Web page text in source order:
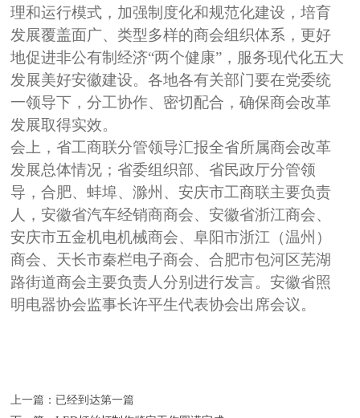
理和运行模式，加强制度化和规范化建设，培育
发展覆盖面广、类型多样的商会组织体系，更好
地促进非公有制经济“两个健康”，服务现代化五大
发展美好安徽建设。各地各有关部门要在党委统
一领导下，分工协作、密切配合，确保商会改革
发展取得实效。
会上，省工商联分管领导汇报全省所属商会改革
发展总体情况；省委组织部、省民政厅分管领
导，合肥、蚌埠、滁州、安庆市工商联主要负责
人，安徽省汽车经销商商会、安徽省浙江商会、
安庆市五金机电机械商会、阜阳市浙江（温州）
商会、天长市秦栏电子商会、合肥市包河区芜湖
路街道商会主要负责人分别进行发言。安徽省照
明电器协会监事长许平生代表协会出席会议。
上一篇：已经到达第一篇